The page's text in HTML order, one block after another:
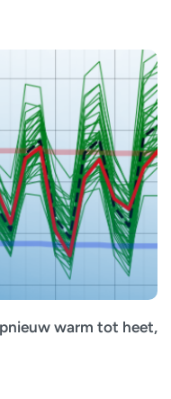
warm tot heet,